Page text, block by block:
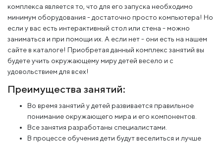
комплекса является то, что для его запуска необходимо
минимум оборудования - достаточно просто компьютера! Но
если у вас есть интерактивный стол или стена - можно
заниматься и при помощи их. А если нет - они есть на нашем
сайте в каталоге! Приобретая данный комплекс занятий вы
будете учить окружающему миру детей весело и с
удовольствием для всех!
Преимущества занятий:
Во время занятий у детей развивается правильное
понимание окружающего мира и его компонентов.
Все занятия разработаны специалистами.
В процессе обучения дети будут веселиться и лучше